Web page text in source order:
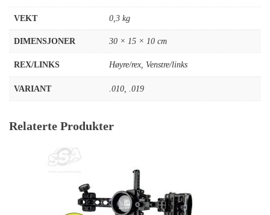
VEKT 0,3 kg
DIMENSJONER 30 × 15 × 10 cm
REX/LINKS Høyre/rex Venstre/links
VARIANT .010 .019
Relaterte Produkter